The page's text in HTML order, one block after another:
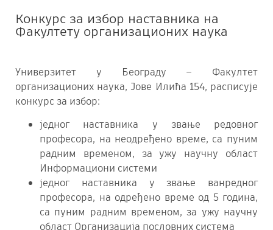
Конкурс за избор наставника на
Факултету организационих наука
Универзитет у Београду – Факултет
организационих наука, Јове Илића 154, расписује
конкурс за избор:
једног наставника у звање редовног
професора, на неодређено време, са пуним
радним временом, за ужу научну област
Информациони системи
једног наставника у звање ванредног
професора, на одређено време од 5 година,
са пуним радним временом, за ужу научну
област Организација пословних система